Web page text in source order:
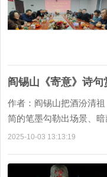
阎锡山《寄意》诗句
作者：阎锡山把酒汾清
简的笔墨勾勒出场景、
2025-10-03 13:13:19